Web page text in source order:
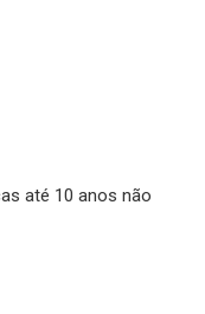
até 10 anos não